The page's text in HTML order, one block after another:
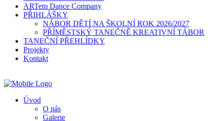
ARTem Dance Company
PŘIHLÁŠKY
NÁBOR DĚTÍ NA ŠKOLNÍ ROK 2026/2027
PŘÍMĚSTSKÝ TANEČNĚ KREATIVNÍ TÁBOR
TANEČNÍ PŘEHLÍDKY
Projekty
Kontakt
Úvod
O nás
Galerie